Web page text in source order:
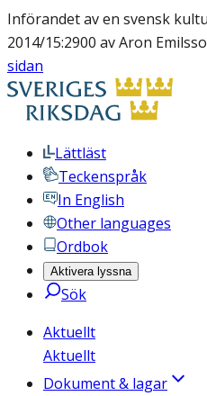
Införandet av en svensk
2014/15:2900 av Aron
sidan
Lättläst
Teckenspråk
In English
Other languages
Ordbok
Aktivera lyssna
Sök
Aktuellt
Aktuellt
Dokument & lagar